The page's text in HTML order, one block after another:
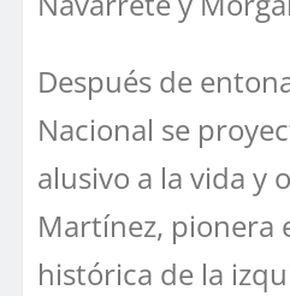
Después de
Nacional se
alusivo a la vida y
Martínez, pionera
histórica de la